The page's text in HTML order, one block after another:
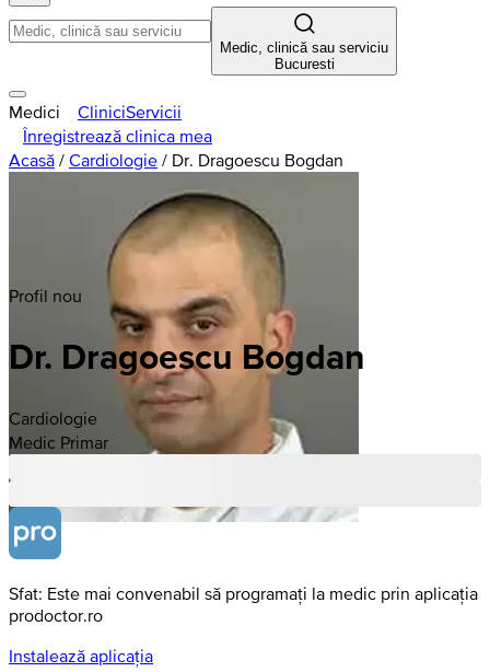
Medic, clinică sau serviciu
Bucuresti
Medici CliniciServicii
Înregistrează clinica mea
Acasă / Cardiologie / Dr. Dragoescu Bogdan
Profil nou
Dr. Dragoescu Bogdan
Cardiologie
Medic Primar
Sfat: Este mai convenabil să programați la medic prin aplicația
prodoctor.ro
Instalează aplicația